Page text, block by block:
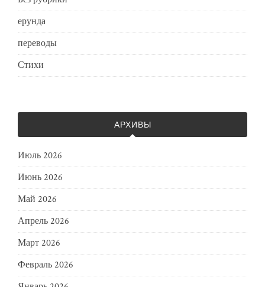
ерунда
переводы
Стихи
АРХИВЫ
Июль 2026
Июнь 2026
Май 2026
Апрель 2026
Март 2026
Февраль 2026